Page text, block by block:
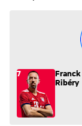
7
Franck
Ribéry